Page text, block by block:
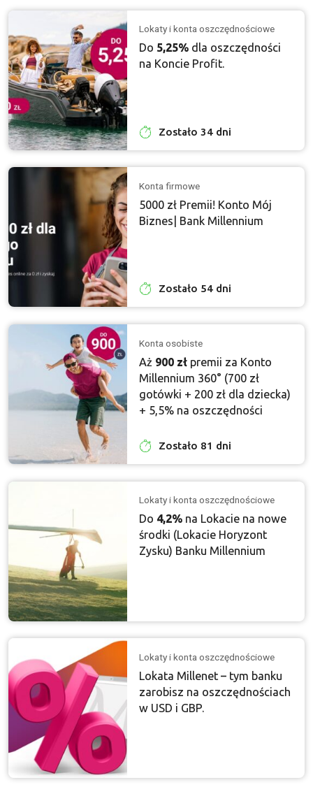
Lokaty i konta oszczędnościowe
Do 5,25% dla oszczędności
na Koncie Profit.
Zostało 34 dni
Konta firmowe
5000 zł Premii! Konto Mój
Biznes| Bank Millennium
Zostało 54 dni
Konta osobiste
Aż 900 zł premii za Konto
Millennium 360° (700 zł
gotówki + 200 zł dla dziecka)
+ 5,5% na oszczędności
Zostało 81 dni
Lokaty i konta oszczędnościowe
Do 4,2% na Lokacie na nowe
środki (Lokacie Horyzont
Zysku) Banku Millennium
Lokaty i konta oszczędnościowe
Lokata Millenet – tym banku
zarobisz na oszczędnościach
w USD i GBP.